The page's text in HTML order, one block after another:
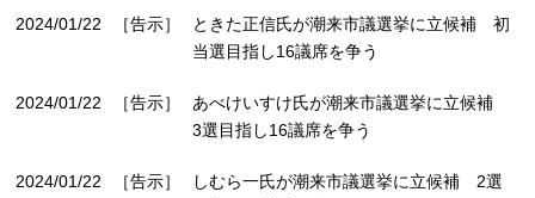
2024/01/22 ［告示］
ときた正信氏が潮来市議選挙に立候補 初
当選目指し16議席を争う
2024/01/22 ［告示］
あべけいすけ氏が潮来市議選挙に立候補
3選目指し16議席を争う
2024/01/22 ［告示］
しむら一氏が潮来市議選挙に立候補 2選